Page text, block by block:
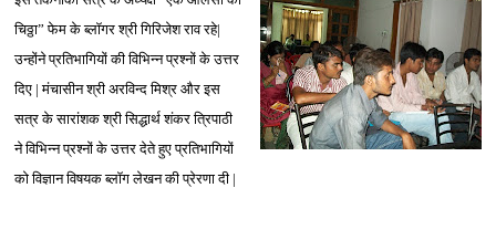
चिठ्ठा” फेम के ब्लॉगर श्री गिरिजेश राव रहे|
उन्होंने प्रतिभागियों की विभिन्न प्रश्नों के उत्तर
दिए | मंचासीन श्री अरविन्द मिश्र और इस
सत्र के सारांशक श्री सिद्धार्थ शंकर त्रिपाठी
ने विभिन्न प्रश्नों के उत्तर देते हुए प्रतिभागियों
को विज्ञान विषयक ब्लॉग लेखन की प्रेरणा दी |